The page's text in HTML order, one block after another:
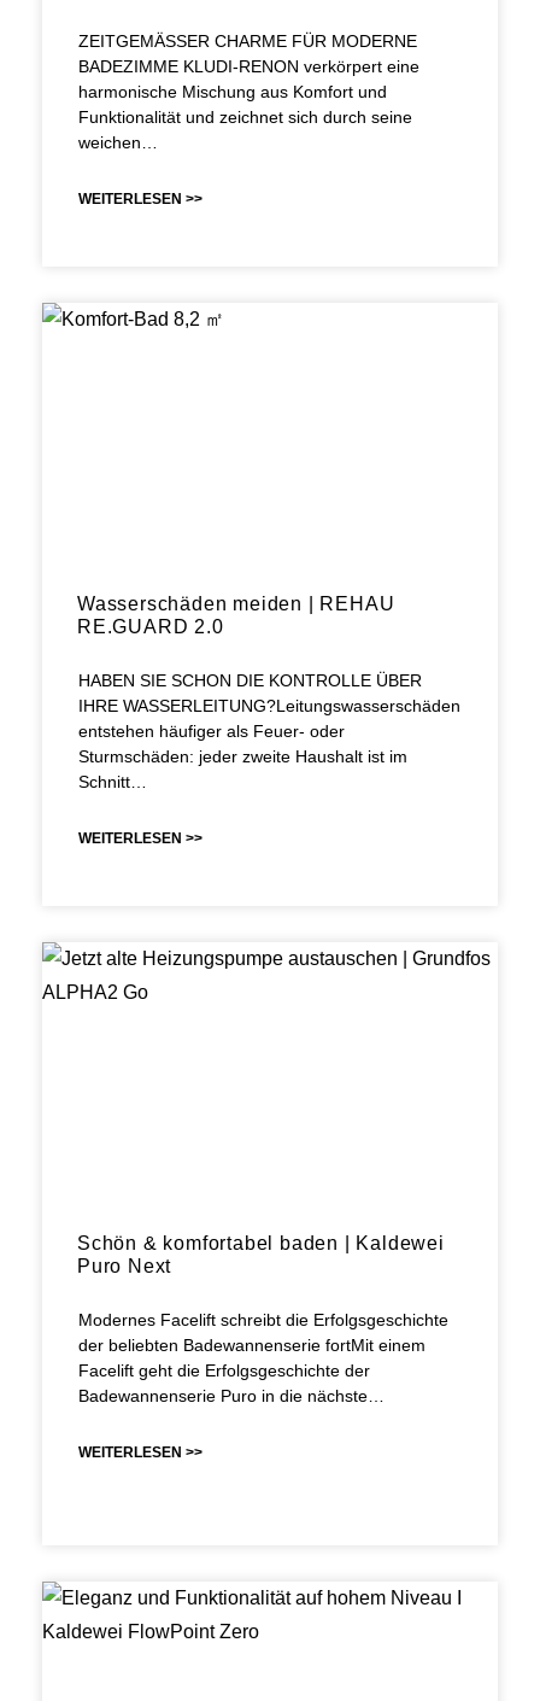
ZEITGEMÄSSER CHARME FÜR MODERNE
BADEZIMME KLUDI-RENON verkörpert eine
harmonische Mischung aus Komfort und
Funktionalität und zeichnet sich durch seine
weichen…
WEITERLESEN >>
Wasserschäden meiden | REHAU
RE.GUARD 2.0
HABEN SIE SCHON DIE KONTROLLE ÜBER
IHRE WASSERLEITUNG?Leitungswasserschäden
entstehen häufiger als Feuer- oder
Sturmschäden: jeder zweite Haushalt ist im
Schnitt…
WEITERLESEN >>
Schön & komfortabel baden | Kaldewei
Puro Next
Modernes Facelift schreibt die Erfolgsgeschichte
der beliebten Badewannenserie fortMit einem
Facelift geht die Erfolgsgeschichte der
Badewannenserie Puro in die nächste…
WEITERLESEN >>